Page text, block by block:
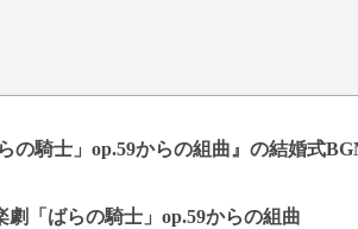
の騎士」op.59からの組曲』の結婚式
劇「ばらの騎士」op.59からの組曲